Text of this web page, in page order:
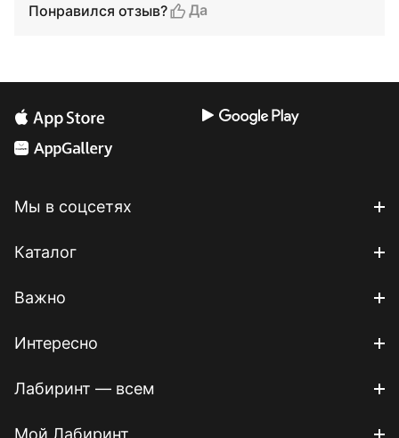
Понравился отзыв?
Да
Мы в соцсетях
Каталог
Важно
Интересно
Лабиринт — всем
Мой Лабиринт